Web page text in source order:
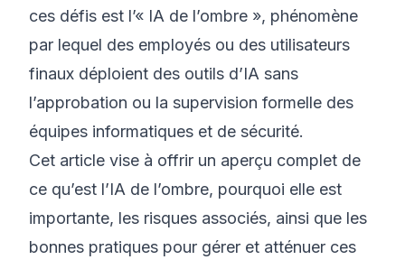
ces défis est l’« IA de l’ombre », phénomène
par lequel des employés ou des utilisateurs
finaux déploient des outils d’IA sans
l’approbation ou la supervision formelle des
équipes informatiques et de sécurité.
Cet article vise à offrir un aperçu complet de
ce qu’est l’IA de l’ombre, pourquoi elle est
importante, les risques associés, ainsi que les
bonnes pratiques pour gérer et atténuer ces